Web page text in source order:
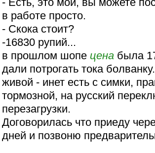
в работе просто.
- Скока стоит?
-16830 рупий...
в прошлом шопе цена была
дали потрогать тока
живой - инет есть с симки,
тормозной, на русский
перезагрузки.
Договорилась что приеду
дней и позвоню